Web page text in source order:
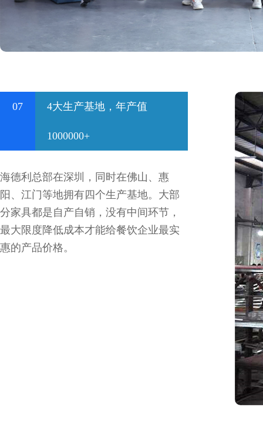
07 4大生产基地，年产值
1000000+
海德利总部在深圳，同时在佛山、惠
阳、江门等地拥有四个生产基地。大部
分家具都是自产自销，没有中间环节，
最大限度降低成本才能给餐饮企业最实
惠的产品价格。